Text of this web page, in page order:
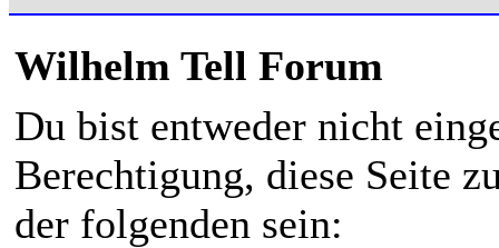
Wilhelm Tell Forum
Du bist entweder nicht
Berechtigung, diese Seite
der folgenden sein: